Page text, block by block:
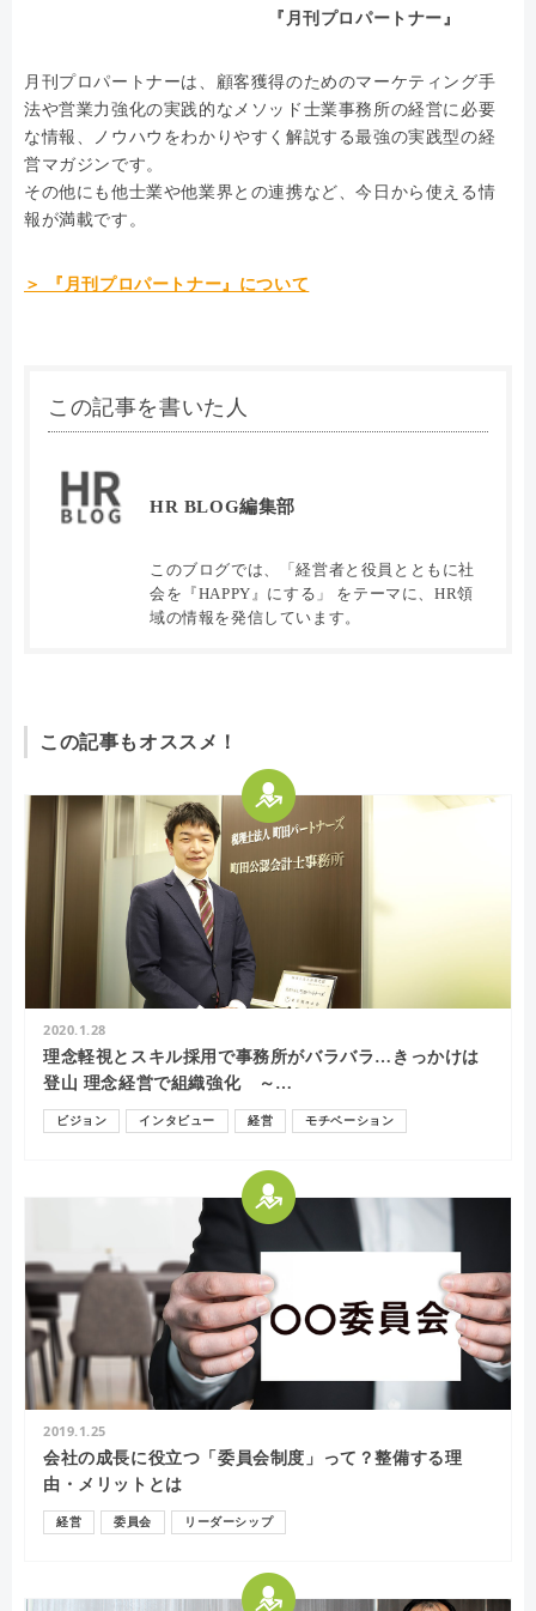
『月刊プロパートナー』
月刊プロパートナーは、顧客獲得のためのマーケティング手
法や営業力強化の実践的なメソッド士業事務所の経営に必要
な情報、ノウハウをわかりやすく解説する最強の実践型の経
営マガジンです。
その他にも他士業や他業界との連携など、今日から使える情
報が満載です。
＞ 『月刊プロパートナー』について
この記事を書いた人
HR BLOG編集部
このブログでは、「経営者と役員とともに社
会を『HAPPY』にする」 をテーマに、HR領
域の情報を発信しています。
この記事もオススメ！
2020.1.28
理念軽視とスキル採用で事務所がバラバラ…きっかけは
登山 理念経営で組織強化 ～…
ビジョン インタビュー 経営 モチベーション
2019.1.25
会社の成長に役立つ「委員会制度」って？整備する理
由・メリットとは
経営 委員会 リーダーシップ